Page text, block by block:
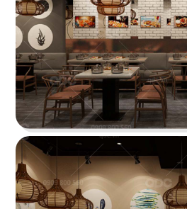
HIGHLANDS
Highlands Sunwah do QDC